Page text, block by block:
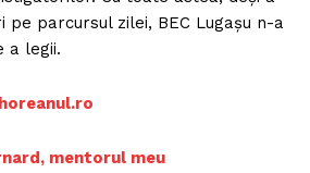
parcursul zilei, BEC Lugaşu n-a
a legii.
mentorul meu